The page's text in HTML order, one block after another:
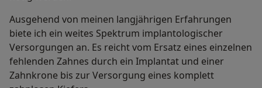
Ausgehend von meinen langjährigen Erfahrungen
biete ich ein weites Spektrum implantologischer
Versorgungen an. Es reicht vom Ersatz eines einzelnen
fehlenden Zahnes durch ein Implantat und einer
Zahnkrone bis zur Versorgung eines komplett